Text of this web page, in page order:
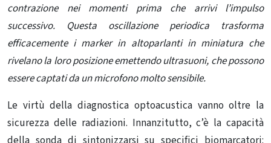
contrazione nei momenti prima che arrivi l’impulso
successivo. Questa oscillazione periodica trasforma
efficacemente i marker in altoparlanti in miniatura che
rivelano la loro posizione emettendo ultrasuoni, che possono
essere captati da un microfono molto sensibile.
Le virtù della diagnostica optoacustica vanno oltre la
sicurezza delle radiazioni. Innanzitutto, c’è la capacità